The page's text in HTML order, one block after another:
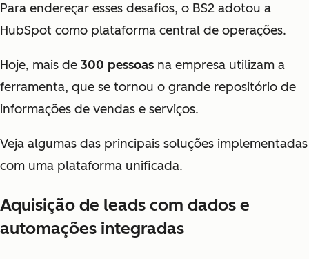
Para endereçar esses desafios, o BS2 adotou a
HubSpot como plataforma central de operações.
Hoje, mais de 300 pessoas na empresa utilizam a
ferramenta, que se tornou o grande repositório de
informações de vendas e serviços.
Veja algumas das principais soluções implementadas
com uma plataforma unificada.
Aquisição de leads com dados e
automações integradas